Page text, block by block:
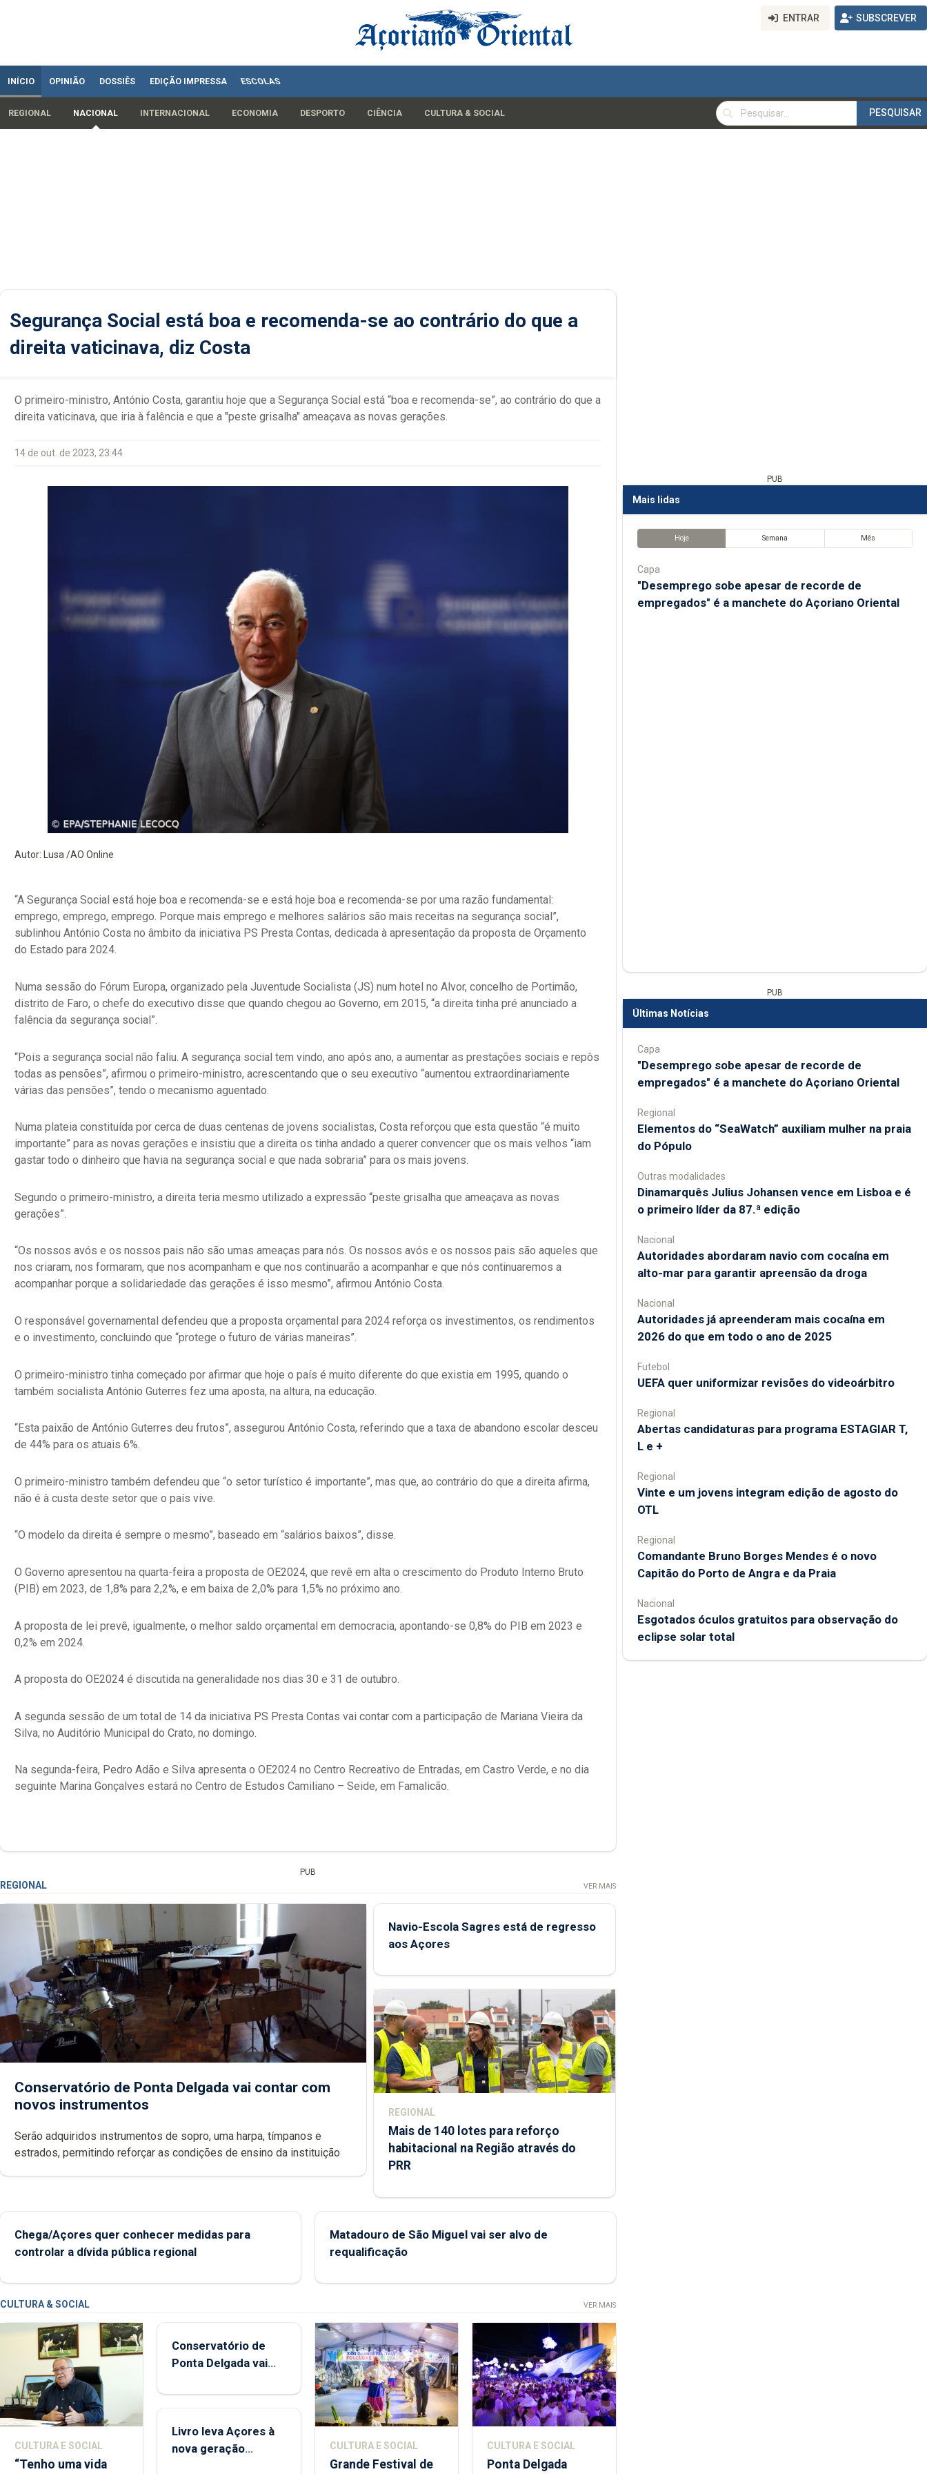
ENTRAR SUBSCREVER
INÍCIO OPINIÃO DOSSIÊS EDIÇÃO IMPRESSA ESCOLAS
REGIONAL NACIONAL INTERNACIONAL ECONOMIA DESPORTO CIÊNCIA CULTURA & SOCIAL
PESQUISAR
PESQUISAR
Segurança Social está boa e recomenda-se ao contrário do que a
direita vaticinava, diz Costa
O primeiro-ministro, António Costa, garantiu hoje que a Segurança Social está “boa e recomenda-se”, ao contrário do que a
direita vaticinava, que iria à falência e que a "peste grisalha" ameaçava as novas gerações.
14 de out. de 2023, 23:44
Autor: Lusa /AO Online
“A Segurança Social está hoje boa e recomenda-se e está hoje boa e recomenda-se por uma razão fundamental:
emprego, emprego, emprego. Porque mais emprego e melhores salários são mais receitas na segurança social”,
sublinhou António Costa no âmbito da iniciativa PS Presta Contas, dedicada à apresentação da proposta de Orçamento
do Estado para 2024.
Numa sessão do Fórum Europa, organizado pela Juventude Socialista (JS) num hotel no Alvor, concelho de Portimão,
distrito de Faro, o chefe do executivo disse que quando chegou ao Governo, em 2015, “a direita tinha pré anunciado a
falência da segurança social”.
“Pois a segurança social não faliu. A segurança social tem vindo, ano após ano, a aumentar as prestações sociais e repôs
todas as pensões”, afirmou o primeiro-ministro, acrescentando que o seu executivo “aumentou extraordinariamente
várias das pensões”, tendo o mecanismo aguentado.
Numa plateia constituída por cerca de duas centenas de jovens socialistas, Costa reforçou que esta questão “é muito
importante” para as novas gerações e insistiu que a direita os tinha andado a querer convencer que os mais velhos “iam
gastar todo o dinheiro que havia na segurança social e que nada sobraria” para os mais jovens.
Segundo o primeiro-ministro, a direita teria mesmo utilizado a expressão “peste grisalha que ameaçava as novas
gerações”.
“Os nossos avós e os nossos pais não são umas ameaças para nós. Os nossos avós e os nossos pais são aqueles que
nos criaram, nos formaram, que nos acompanham e que nos continuarão a acompanhar e que nós continuaremos a
acompanhar porque a solidariedade das gerações é isso mesmo”, afirmou António Costa.
O responsável governamental defendeu que a proposta orçamental para 2024 reforça os investimentos, os rendimentos
e o investimento, concluindo que “protege o futuro de várias maneiras”.
O primeiro-ministro tinha começado por afirmar que hoje o país é muito diferente do que existia em 1995, quando o
também socialista António Guterres fez uma aposta, na altura, na educação.
“Esta paixão de António Guterres deu frutos”, assegurou António Costa, referindo que a taxa de abandono escolar desceu
de 44% para os atuais 6%.
O primeiro-ministro também defendeu que “o setor turístico é importante”, mas que, ao contrário do que a direita afirma,
não é à custa deste setor que o país vive.
“O modelo da direita é sempre o mesmo”, baseado em “salários baixos”, disse.
O Governo apresentou na quarta-feira a proposta de OE2024, que revê em alta o crescimento do Produto Interno Bruto
(PIB) em 2023, de 1,8% para 2,2%, e em baixa de 2,0% para 1,5% no próximo ano.
A proposta de lei prevê, igualmente, o melhor saldo orçamental em democracia, apontando-se 0,8% do PIB em 2023 e
0,2% em 2024.
A proposta do OE2024 é discutida na generalidade nos dias 30 e 31 de outubro.
A segunda sessão de um total de 14 da iniciativa PS Presta Contas vai contar com a participação de Mariana Vieira da
Silva, no Auditório Municipal do Crato, no domingo.
Na segunda-feira, Pedro Adão e Silva apresenta o OE2024 no Centro Recreativo de Entradas, em Castro Verde, e no dia
seguinte Marina Gonçalves estará no Centro de Estudos Camiliano – Seide, em Famalicão.
PUB
REGIONAL VER MAIS
Conservatório de Ponta Delgada vai contar com
novos instrumentos
Serão adquiridos instrumentos de sopro, uma harpa, tímpanos e
estrados, permitindo reforçar as condições de ensino da instituição
Navio-Escola Sagres está de regresso
aos Açores
REGIONAL
Mais de 140 lotes para reforço
habitacional na Região através do
PRR
Chega/Açores quer conhecer medidas para
controlar a dívida pública regional
Matadouro de São Miguel vai ser alvo de
requalificação
CULTURA & SOCIAL VER MAIS
CULTURA E SOCIAL
“Tenho uma vida
Conservatório de
Ponta Delgada vai
instrumentos
Livro leva Açores à
nova geração
CULTURA E SOCIAL
Grande Festival de
CULTURA E SOCIAL
Ponta Delgada
PUB
Mais lidas
Hoje Semana Mês
Capa
"Desemprego sobe apesar de recorde de
empregados" é a manchete do Açoriano Oriental
PUB
Últimas Notícias
Capa
"Desemprego sobe apesar de recorde de
empregados" é a manchete do Açoriano Oriental
Regional
​Elementos do “SeaWatch” auxiliam mulher na praia
do Pópulo
Outras modalidades
Dinamarquês Julius Johansen vence em Lisboa e é
o primeiro líder da 87.ª edição
Nacional
Autoridades abordaram navio com cocaína em
alto-mar para garantir apreensão da droga
Nacional
Autoridades já apreenderam mais cocaína em
2026 do que em todo o ano de 2025
Futebol
UEFA quer uniformizar revisões do videoárbitro
Regional
Abertas candidaturas para programa ESTAGIAR T,
L e +
Regional
Vinte e um jovens integram edição de agosto do
OTL
Regional
Comandante Bruno Borges Mendes é o novo
Capitão do Porto de Angra e da Praia
Nacional
Esgotados óculos gratuitos para observação do
eclipse solar total